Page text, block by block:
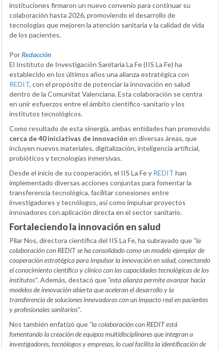
instituciones firmaron un nuevo convenio para continuar su
colaboración hasta 2026, promoviendo el desarrollo de
tecnologías que mejoren la atención sanitaria y la calidad de vida
de los pacientes.
PorRedacción
El Instituto de Investigación Sanitaria La Fe (IIS La Fe) ha
establecido en los últimos años una alianza estratégica con
REDIT, con el propósito de potenciar la innovación en salud
dentro de la Comunitat Valenciana. Esta colaboración se centra
en unir esfuerzos entre el ámbito científico-sanitario y los
institutos tecnológicos.
Como resultado de esta sinergia, ambas entidades han promovido
cerca de 40 iniciativas de innovación en diversas áreas, que
incluyen nuevos materiales, digitalización, inteligencia artificial,
probióticos y tecnologías inmersivas.
Desde el inicio de su cooperación, el IIS La Fe y REDIT han
implementado diversas acciones conjuntas para fomentar la
transferencia tecnológica, facilitar conexiones entre
investigadores y tecnólogos, así como impulsar proyectos
innovadores con aplicación directa en el sector sanitario.
Fortaleciendo la innovación en salud
Pilar Nos, directora científica del IIS La Fe, ha subrayado que “la
colaboración con REDIT se ha consolidado como un modelo ejemplar de
cooperación estratégica para impulsar la innovación en salud, conectando
el conocimiento científico y clínico con las capacidades tecnológicas de los
institutos”. Además, destacó que “esta alianza permite avanzar hacia
modelos de innovación abierta que aceleran el desarrollo y la
transferencia de soluciones innovadoras con un impacto real en pacientes
y profesionales sanitarios”.
Nos también enfatizó que “la colaboración con REDIT está
fomentando la creación de equipos multidisciplinares que integran a
investigadores, tecnólogos y empresas, lo cual facilita la identificación de